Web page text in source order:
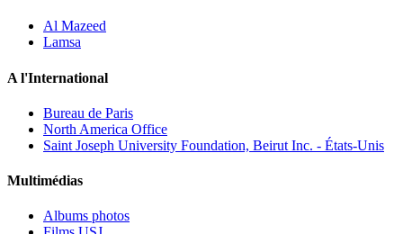
Al Mazeed
Lamsa
A l'International
Bureau de Paris
North America Office
Saint Joseph University Foundation, Beirut Inc. - États-Unis
Multimédias
Albums photos